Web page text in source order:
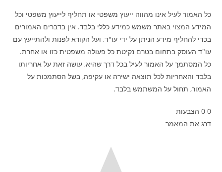
כל האמור לעיל אינו מהווה ייעוץ משפטי או תחליף לייעוץ משפטי וכל
המידע המצוי באתר משמש כמידע כללי בלבד. אין בדברים האמורים
בכדי להחליף מידע הניתן על ידי עו"ד, ועל הקורא לפנות ולהתייעץ עם
עו"ד העוסק בתחום בטרם נקיטת כל פעולה משפטית כזו או אחרת.
כל המסתמך על האמור לעיל בכל דרך שהיא, עושה זאת על אחריותו
בלבד והאחריות לכל תוצאה ישירה או עקיפה, בשל הסתמכות על
האמור, תחול על המשתמש בלבד.
0
0 הצבעות
דרג את המאמר